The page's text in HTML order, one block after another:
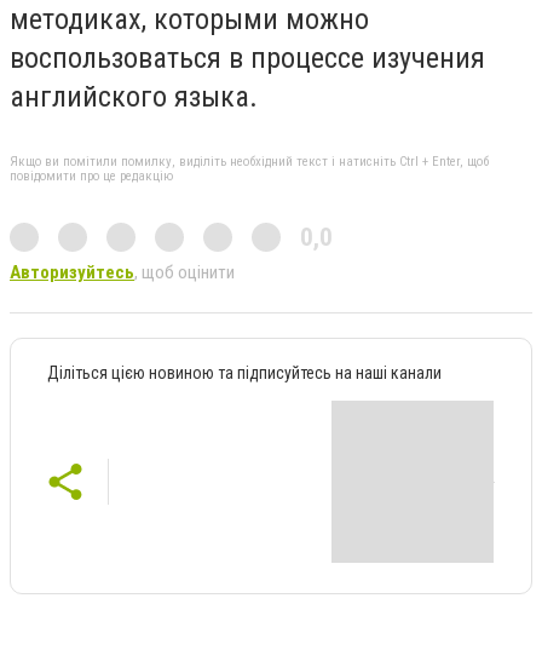
методиках, которыми можно
воспользоваться в процессе изучения
английского языка.
Якщо ви помітили помилку, виділіть необхідний текст і натисніть Ctrl + Enter, щоб
повідомити про це редакцію
0,0
Авторизуйтесь, щоб оцінити
Діліться цією новиною та підписуйтесь на наші канали